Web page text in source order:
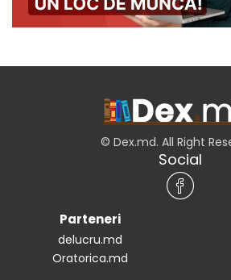
© Dex.md. All Right
Social
Parteneri
delucru.md
Oratorica.md